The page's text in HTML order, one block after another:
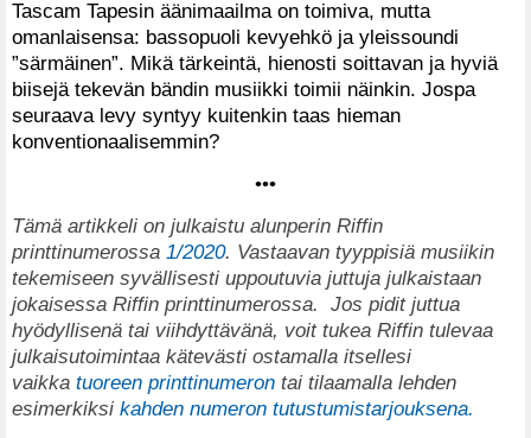
Tascam Tapesin äänimaailma on toimiva, mutta
omanlaisensa: bassopuoli kevyehkö ja yleissoundi
”särmäinen”. Mikä tärkeintä, hienosti soittavan ja hyviä
biisejä tekevän bändin musiikki toimii näinkin. Jospa
seuraava levy syntyy kuitenkin taas hieman
konventionaalisemmin?
•••
Tämä artikkeli on julkaistu alunperin Riffin
printtinumerossa 1/2020. Vastaavan tyyppisiä musiikin
tekemiseen syvällisesti uppoutuvia juttuja julkaistaan
jokaisessa Riffin printtinumerossa. Jos pidit juttua
hyödyllisenä tai viihdyttävänä, voit tukea Riffin tulevaa
julkaisutoimintaa kätevästi ostamalla itsellesi
vaikka tuoreen printtinumeron tai tilaamalla lehden
esimerkiksi kahden numeron tutustumistarjouksena.